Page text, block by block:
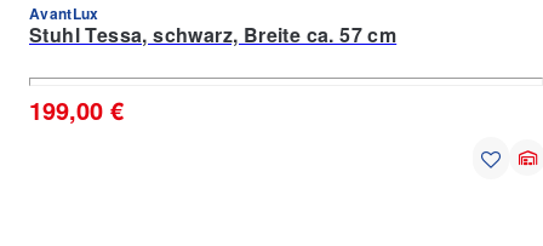
AvantLux
Stuhl Tessa, schwarz, Breite ca. 57 cm
199,00 €